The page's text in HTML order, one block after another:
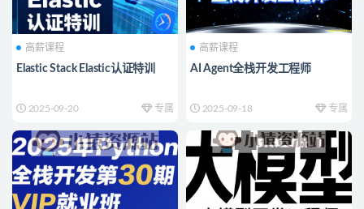
高薪课程
Elastic Stack Elastic认证特训
2025-09-20 专属
高薪课程
AI Agent全栈开发工程师
2025-09-18 专属